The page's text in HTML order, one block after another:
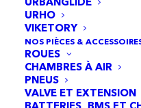
URHO
VIKETORY
NOS PIÈCES &
ROUES
CHAMBRES À AIR
PNEUS
VALVE ET EXTENSION
missions de
02